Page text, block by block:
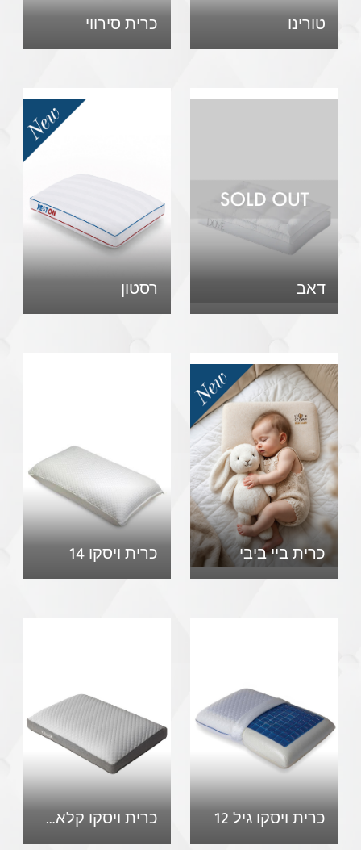
טורינו כרית סירווי
דאב רסטון
כרית ביי ביבי כרית ויסקו 14
כרית ויסקו גיל 12 כרית ויסקו קלאסיק